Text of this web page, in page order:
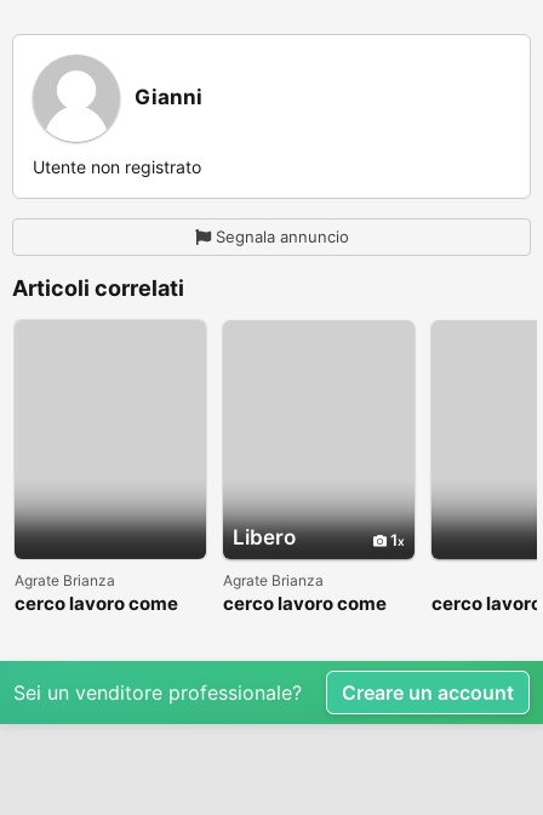
Gianni
Utente non registrato
Segnala annuncio
Articoli correlati
Agrate Brianza
cerco lavoro come
Libero 1
Agrate Brianza
cerco lavoro come
cerco
Sei un venditore professionale? Creare un account